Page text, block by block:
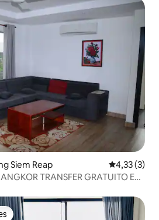
Siem Reap 4,33 de
4,33 (3)
TRANSFER GRATUITO E